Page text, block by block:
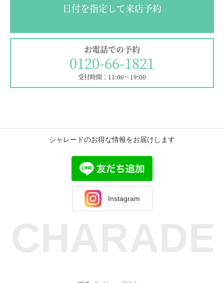
日付を指定して来店予約
お電話での予約
0120-66-1821
受付時間：11:00〜19:00
シャレードのお得な情報をお届けします
Instagram